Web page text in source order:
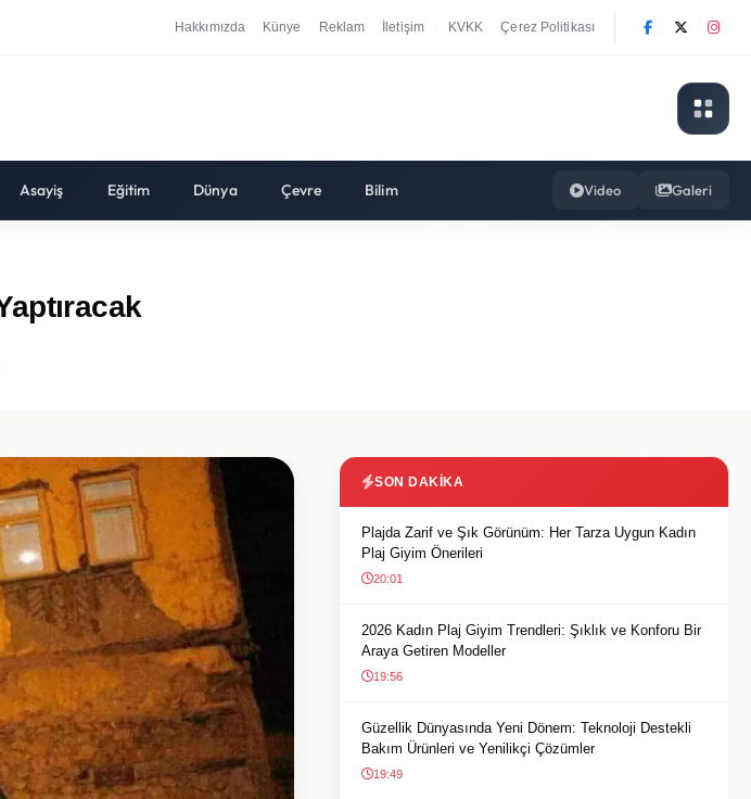
Hakkımızda Künye Reklam İletişim KVKK Çerez Politikası
Asayiş Eğitim Dünya Çevre Bilim Video Galeri
SON DAKIKA
Plajda Zarif ve Şık Görünüm: Her Tarza Uygun Kadın
Plaj Giyim Önerileri
20:01
2026 Kadın Plaj Giyim Trendleri: Şıklık ve Konforu Bir
Araya Getiren Modeller
19:56
Güzellik Dünyasında Yeni Dönem: Teknoloji Destekli
Bakım Ürünleri ve Yenilikçi Çözümler
19:49